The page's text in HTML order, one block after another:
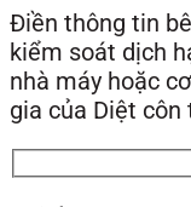
Điền thông tin
kiểm soát dịch
nhà máy hoặc
gia của Diệt côn